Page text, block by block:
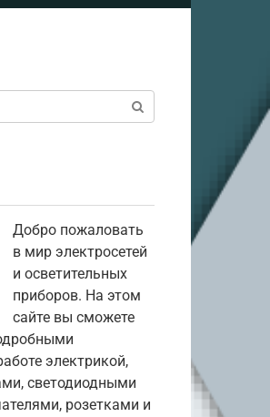
Добро пожаловать
в мир электросетей
и осветительных
приборов. На этом
сайте вы сможете
электрикой,
светодиодными
розетками и